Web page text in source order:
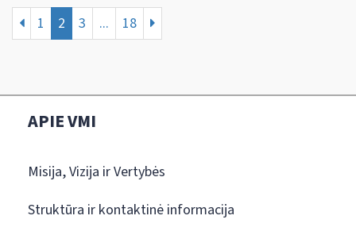
1 2 3 ... 18
APIE VMI
Misija, Vizija ir Vertybės
Struktūra ir kontaktinė informacija